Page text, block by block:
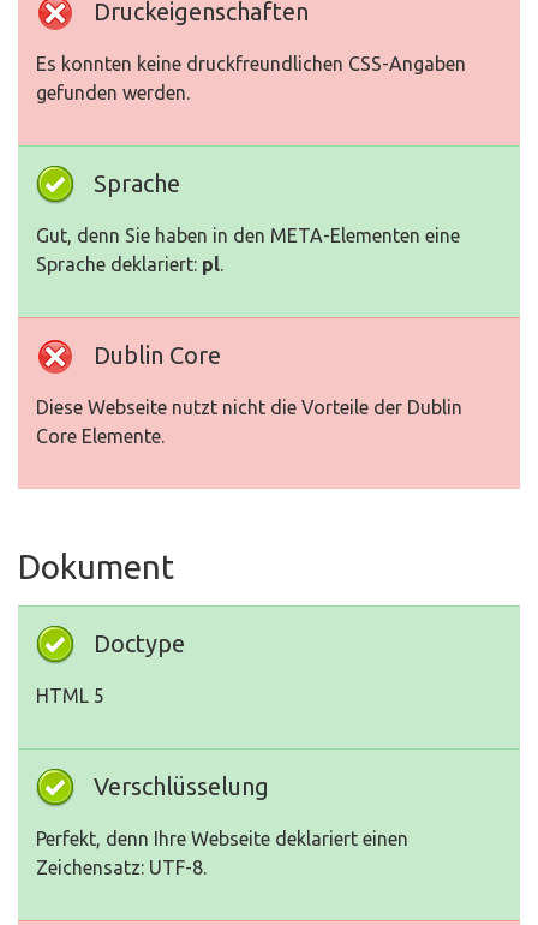
Druckeigenschaften
Es konnten keine druckfreundlichen CSS-Angaben
gefunden werden.
Sprache
Gut, denn Sie haben in den META-Elementen eine
Sprache deklariert: pl.
Dublin Core
Diese Webseite nutzt nicht die Vorteile der Dublin
Core Elemente.
Dokument
Doctype
HTML 5
Verschlüsselung
Perfekt, denn Ihre Webseite deklariert einen
Zeichensatz: UTF-8.